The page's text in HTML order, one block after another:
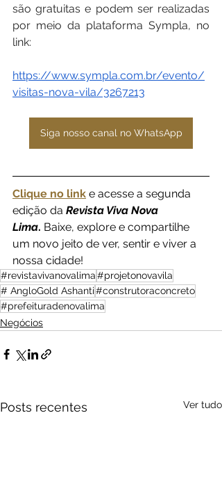
são gratuitas e podem ser realizadas
por meio da plataforma Sympla, no
link:
https://www.sympla.com.br/evento/
visitas-nova-vila/3267213
Siga nosso canal no WhatsApp
Clique no link e acesse a segunda
edição da Revista Viva Nova
Lima. Baixe, explore e compartilhe
um novo jeito de ver, sentir e viver a
nossa cidade!
#revistavivanovalima#projetonovavila
# AngloGold Ashanti#construtoraconcreto
#prefeituradenovalima
Negócios
Posts recentes Ver tudo